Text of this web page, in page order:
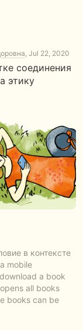
, Jul 22, 2020
соединения
этику
в контексте
mobile
a book
all books
books can be